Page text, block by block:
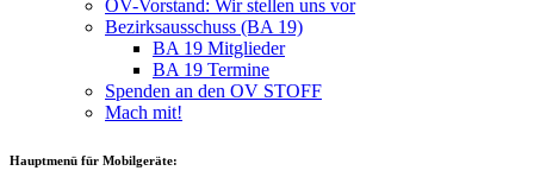
OV-Vorstand: Wir stellen uns vor
Bezirksausschuss (BA 19)
BA 19 Mitglieder
BA 19 Termine
Spenden an den OV STOFF
Mach mit!
Hauptmenü für Mobilgeräte: